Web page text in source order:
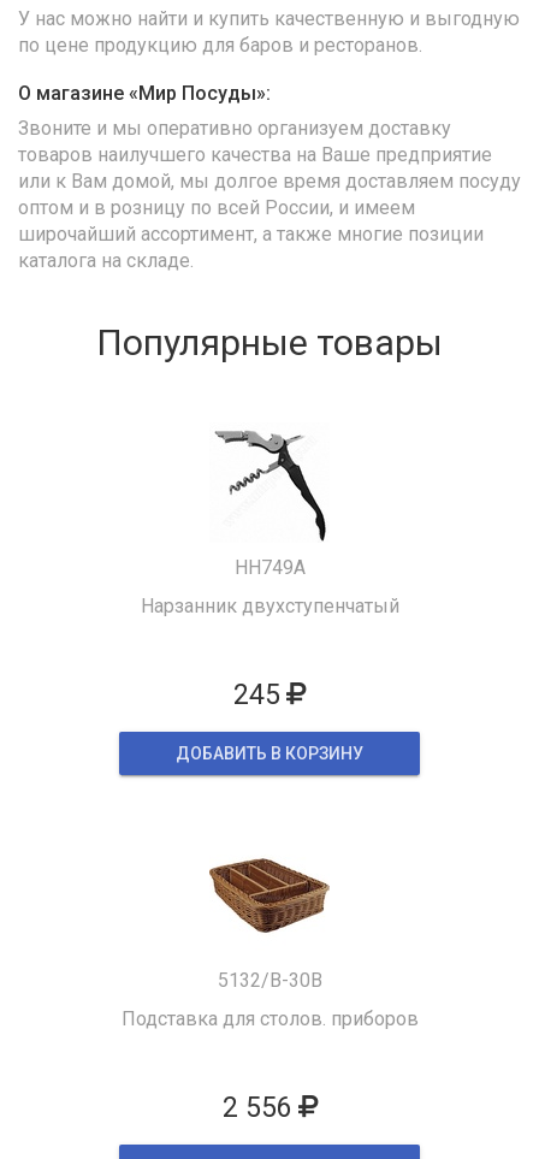
У нас можно найти и купить качественную и выгодную
по цене продукцию для баров и ресторанов.
О магазине «Мир Посуды»:
Звоните и мы оперативно организуем доставку
товаров наилучшего качества на Ваше предприятие
или к Вам домой, мы долгое время доставляем посуду
оптом и в розницу по всей России, и имеем
широчайший ассортимент, а также многие позиции
каталога на складе.
Популярные товары
HH749A
Нарзанник двухступенчатый
245
ДОБАВИТЬ В КОРЗИНУ
5132/B-30B
Подставка для столов. приборов
2 556